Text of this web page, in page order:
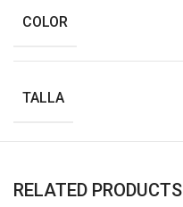
COLOR
TALLA
RELATED PRODUCTS